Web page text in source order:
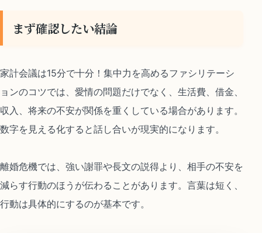
まず確認したい結論
家計会議は15分で十分！集中力を高めるファシリテーシ
ョンのコツでは、愛情の問題だけでなく、生活費、借金、
収入、将来の不安が関係を重くしている場合があります。
数字を見える化すると話し合いが現実的になります。
離婚危機では、強い謝罪や長文の説得より、相手の不安を
減らす行動のほうが伝わることがあります。言葉は短く、
行動は具体的にするのが基本です。